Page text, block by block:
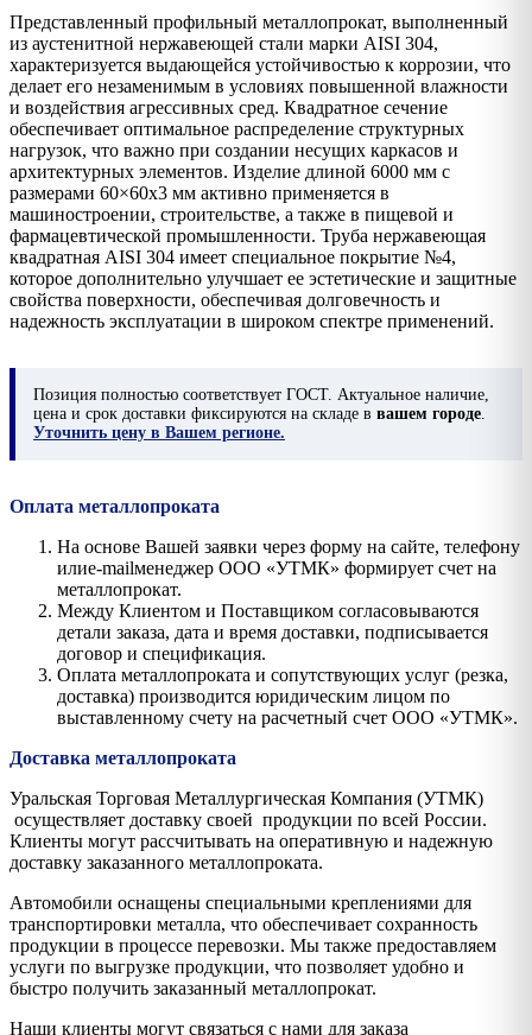
Представленный профильный металлопрокат, выполненный
из аустенитной нержавеющей стали марки AISI 304,
характеризуется выдающейся устойчивостью к коррозии, что
делает его незаменимым в условиях повышенной влажности
и воздействия агрессивных сред. Квадратное сечение
обеспечивает оптимальное распределение структурных
нагрузок, что важно при создании несущих каркасов и
архитектурных элементов. Изделие длиной 6000 мм с
размерами 60×60х3 мм активно применяется в
машиностроении, строительстве, а также в пищевой и
фармацевтической промышленности. Труба нержавеющая
квадратная AISI 304 имеет специальное покрытие №4,
которое дополнительно улучшает ее эстетические и защитные
свойства поверхности, обеспечивая долговечность и
надежность эксплуатации в широком спектре применений.
Позиция полностью соответствует ГОСТ. Актуальное наличие,
цена и срок доставки фиксируются на складе в вашем городе
Уточнить цену в Вашем регионе.
Оплата металлопроката
На основе Вашей заявки через форму на сайте, телефону
илиe-mailменеджер ООО «УТМК» формирует счет на
металлопрокат.
Между Клиентом и Поставщиком согласовываются
детали заказа, дата и время доставки, подписывается
договор и спецификация.
Оплата металлопроката и сопутствующих услуг (резка,
доставка) производится юридическим лицом по
выставленному счету на расчетный счет ООО «УТМК».
Доставка металлопроката
Уральская Торговая Металлургическая Компания (УТМК)
осуществляет доставку своей продукции по всей России.
Клиенты могут рассчитывать на оперативную и надежную
доставку заказанного металлопроката.
Автомобили оснащены специальными креплениями для
транспортировки металла, что обеспечивает сохранность
продукции в процессе перевозки. Мы также предоставляем
услуги по выгрузке продукции, что позволяет удобно и
быстро получить заказанный металлопрокат.
Наши клиенты могут связаться с нами для заказа